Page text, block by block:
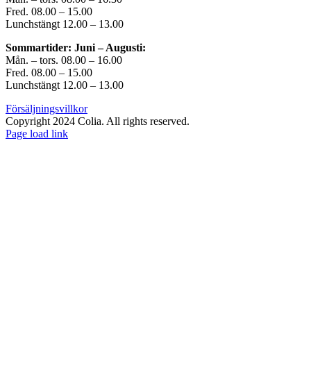
Fred. 08.00 – 15.00
Lunchstängt 12.00 – 13.00
Sommartider: Juni – Augusti:
Mån. – tors. 08.00 – 16.00
Fred. 08.00 – 15.00
Lunchstängt 12.00 – 13.00
Försäljningsvillkor
Copyright 2024 Colia. All rights reserved.
Page load link